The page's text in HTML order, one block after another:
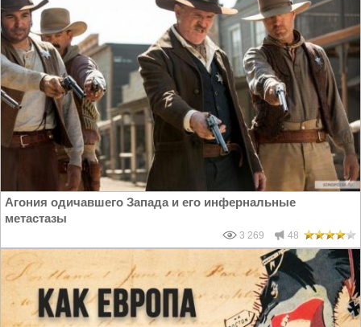
Агония одичавшего Запада и его инфернальные
метастазы
3 269 48